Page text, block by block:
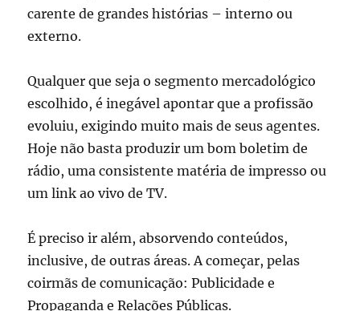
carente de grandes histórias – interno ou
externo.
Qualquer que seja o segmento mercadológico
escolhido, é inegável apontar que a profissão
evoluiu, exigindo muito mais de seus agentes.
Hoje não basta produzir um bom boletim de
rádio, uma consistente matéria de impresso ou
um link ao vivo de TV.
É preciso ir além, absorvendo conteúdos,
inclusive, de outras áreas. A começar, pelas
coirmãs de comunicação: Publicidade e
Propaganda e Relações Públicas.